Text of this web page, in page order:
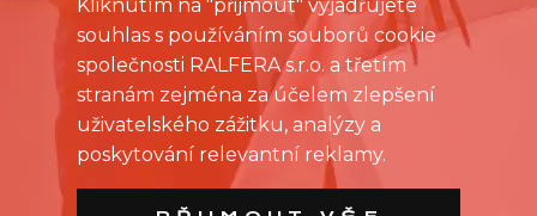
Kliknutím na "přijmout" vyjadřujete
souhlas s používáním souborů cookie
společnosti RALFERA s.r.o. a třetím
stranám zejména za účelem zlepšení
uživatelského zážitku, analýzy a
poskytování relevantní reklamy.